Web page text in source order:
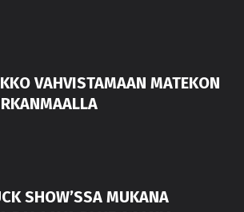
VAHVISTAMAAN MATEKON
SHOW’SSA MUKANA